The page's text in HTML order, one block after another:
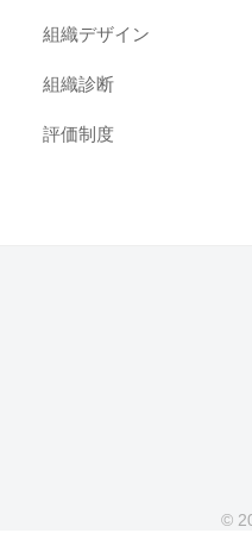
組織デザイン
組織診断
評価制度
©